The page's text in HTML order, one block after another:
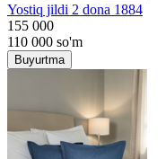
Yostiq jildi 2 dona 1884
155 000
110 000 so'm
Buyurtma